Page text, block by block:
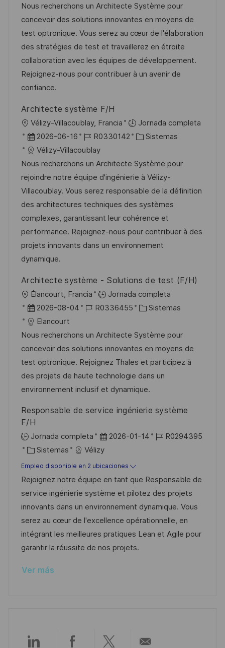
i
c
a
c
i
ó
n
c
a
c
i
ó
n
c
h
a
d
e
p
u
l
i
c
a
c
i
ó
n
d
e
e
m
p
l
t
e
g
o
r
í
Nous recherchons un Architecte Système pour
concevoir des solutions innovantes en moyens de
test optronique. Vous serez au cœur de l'élaboration
des stratégies de test et travaillerez en étroite
collaboration avec les équipes de développement.
Rejoignez-nous pour contribuer à un avenir de
confiance.
Architecte système F/H
U
b
c
a
c
i
ó
n
Vélizy-Villacoublay, Francia
Jornada completa
F
e
c
h
a
d
e
p
u
b
i
c
a
c
i
ó
n
2026-06-16
I
D
d
e
e
m
p
l
e
R0330142
C
t
e
g
o
r
í
a
Sistemas
Vélizy-Villacoublay
Nous recherchons un Architecte Système pour
rejoindre notre équipe d'ingénierie à Vélizy-
Villacoublay. Vous serez responsable de la définition
des architectures techniques des systèmes
complexes, garantissant leur cohérence et
performance. Rejoignez-nous pour contribuer à des
projets innovants dans un environnement
dynamique.
Architecte système - Solutions de test (F/H)
U
b
c
a
c
i
ó
Élancourt, Francia
Jornada completa
F
e
c
h
a
d
e
u
l
c
a
c
i
ó
n
2026-08-04
I
d
e
e
m
p
e
R0336455
C
t
e
g
o
r
a
Sistemas
Elancourt
Nous recherchons un Architecte Système pour
concevoir des solutions innovantes en moyens de
test optronique. Rejoignez Thales et participez à
des projets de haute technologie dans un
environnement inclusif et dynamique.
Responsable de service ingénierie système
F/H
Jornada completa
F
e
c
h
a
d
e
p
u
2026-01-14
I
e
e
m
p
R0294395
C
a
t
e
g
o
r
í
Sistemas Vélizy
Empleo disponible en 2 ubicaciones
Rejoignez notre équipe en tant que Responsable de
service ingénierie système et pilotez des projets
innovants dans un environnement dynamique. Vous
serez au cœur de l'excellence opérationnelle, en
intégrant les meilleures pratiques Lean et Agile pour
garantir la réussite de nos projets.
Ver más